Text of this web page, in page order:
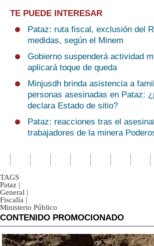
TE PUEDE INTERESAR
Pataz: ruta fiscal, exclusión del
medidas, según el Minem
Gobierno suspenderá actividad
aplicará toque de queda
Minjusdh brinda asistencia a
personas asesinadas en Pataz:
declara Estado de sitio?
Pataz: reacciones tras el
trabajadores de la minera
TAGS
Pataz |
General |
Fiscalía |
Ministerio Público